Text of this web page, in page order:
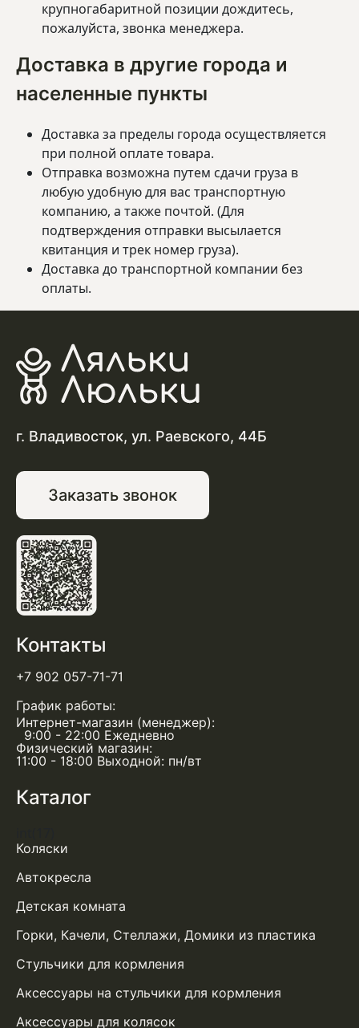
крупногабаритной позиции дождитесь,
пожалуйста, звонка менеджера.
Доставка в другие города и
населенные пункты
Доставка за пределы города осуществляется
при полной оплате товара.
Отправка возможна путем сдачи груза в
любую удобную для вас транспортную
компанию, а также почтой. (Для
подтверждения отправки высылается
квитанция и трек номер груза).
Доставка до транспортной компании без
оплаты.
г. Владивосток, ул. Раевского, 44Б
Заказать звонок
Контакты
+7 902 057-71-71
График работы:
Интернет-магазин (менеджер):
9:00 - 22:00 Ежедневно
Физический магазин:
11:00 - 18:00 Выходной: пн/вт
Каталог
Коляски
Автокресла
Детская комната
Горки, Качели, Стеллажи, Домики из пластика
Стульчики для кормления
Аксессуары на стульчики для кормления
Аксессуары для колясок